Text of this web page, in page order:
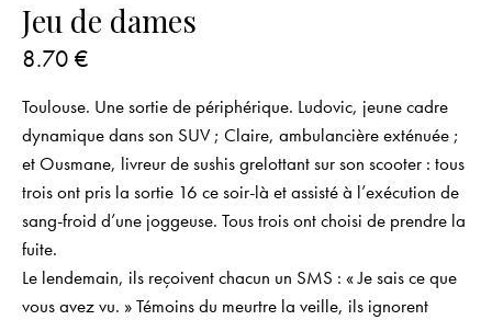
Jeu de dames
8.70 €
Toulouse. Une sortie de périphérique. Ludovic, jeune cadre
dynamique dans son SUV ; Claire, ambulancière exténuée ;
et Ousmane, livreur de sushis grelottant sur son scooter : tous
trois ont pris la sortie 16 ce soir-là et assisté à l’exécution de
sang-froid d’une joggeuse. Tous trois ont choisi de prendre la
fuite.
Le lendemain, ils reçoivent chacun un SMS : « Je sais ce que
vous avez vu. » Témoins du meurtre la veille, ils ignorent